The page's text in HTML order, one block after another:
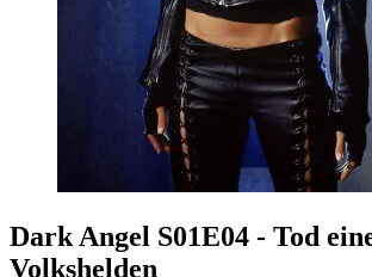
Dark Angel S01E04 - Tod
Volkshelden